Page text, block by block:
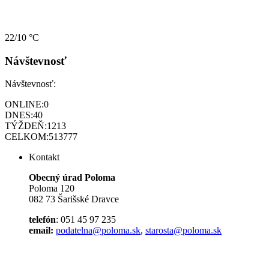
22/10 °C
Návštevnosť
Návštevnosť:
ONLINE:0
DNES:40
TÝŽDEŇ:1213
CELKOM:513777
Kontakt
Obecný úrad Poloma
Poloma 120
082 73 Šarišské Dravce
telefón: 051 45 97 235
email: podatelna@poloma.sk, starosta@poloma.sk